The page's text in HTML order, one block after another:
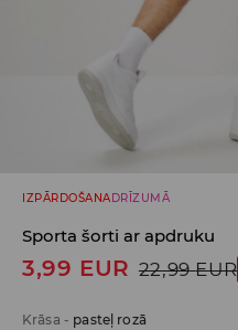
IZPĀRDOŠANA DRĪZUMĀ
Sporta šorti ar apdruku
3,99 EUR 22,99 EUR
Krāsa - pasteļ rozā